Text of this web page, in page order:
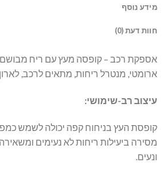
מידע נוסף
חוות דעת (0)
אספקת רכב – קופסה מעץ עם ריח מבושם,
ארומטי, מנטרל ריחות, מתאים לרכב,
עיצוב רב-שימושי:
קופסת העץ בניחוח קפה יכולה לשמש
מסירה ביעילות ריחות לא נעימים
ונעים.